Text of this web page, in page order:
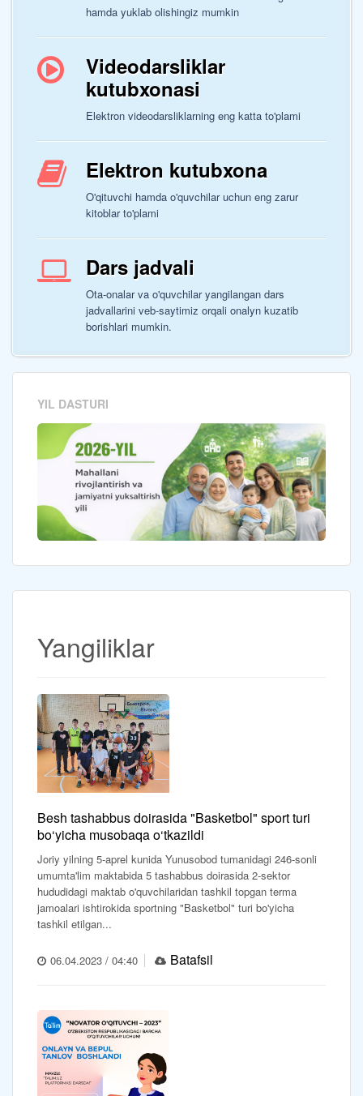
hamda yuklab olishingiz mumkin
Videodarsliklar
kutubxonasi
Elektron videodarsliklarning eng katta to'plami
Elektron kutubxona
O'qituvchi hamda o'quvchilar uchun eng zarur
kitoblar to'plami
Dars jadvali
Ota-onalar va o'quvchilar yangilangan dars
jadvallarini veb-saytimiz orqali onalyn kuzatib
borishlari mumkin.
YIL DASTURI
Yangiliklar
Besh tashabbus doirasida "Basketbol" sport turi
bo‘yicha musobaqa o‘tkazildi
Joriy yilning 5-aprel kunida Yunusobod tumanidagi 246-sonli
umumta'lim maktabida 5 tashabbus doirasida 2-sektor
hududidagi maktab o'quvchilaridan tashkil topgan terma
jamoalari ishtirokida sportning "Basketbol" turi bo'yicha
tashkil etilgan...
06.04.2023 / 04:40 Batafsil